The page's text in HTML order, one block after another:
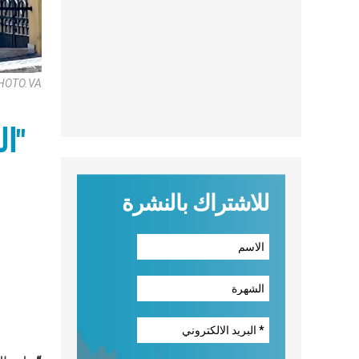
البابا فرنسيس: "القرب يجعل من الكنيسة جماعة حقيقية"
للاشتراك بالنشرة